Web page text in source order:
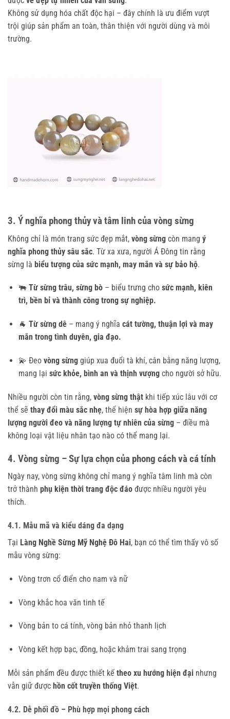
Không sử dụng hóa chất độc hại – đây chính là ưu điểm vượt
trội giúp sản phẩm an toàn, thân thiện với người dùng và môi
trường.
3. Ý nghĩa phong thủy và tâm linh của vòng sừng
Không chỉ là món trang sức đẹp mắt, vòng sừng còn mang ý
nghĩa phong thủy sâu sắc. Từ xa xưa, người Á Đông tin rằng
sừng là biểu tượng của sức mạnh, may mắn và sự bảo hộ.
🐃 Từ sừng trâu, sừng bò– biểu trưng cho sức mạnh, kiên
trì, bền bỉ và thành công trong sự nghiệp.
🐐 Từ sừng dê– mang ý nghĩa cát tường, thuận lợi và may
mắn trong tình duyên, gia đạo.
💫 Đeo vòng sừnggiúp xua đuổi tà khí, cân bằng năng lượng,
mang lại sức khỏe, bình an và thịnh vượngcho người sở hữu.
Nhiều người còn tin rằng, vòng sừng thật khi tiếp xúc lâu với cơ
thể sẽ thay đổi màu sắc nhẹ, thể hiện sự hòa hợp giữa năng
lượng người đeo và năng lượng tự nhiên của sừng – điều mà
không loại vật liệu nhân tạo nào có thể mang lại.
4. Vòng sừng – Sự lựa chọn của phong cách và cá tính
Ngày nay, vòng sừng không chỉ mang ý nghĩa tâm linh mà còn
trở thành phụ kiện thời trang độc đáo được nhiều người yêu
thích.
4.1. Mẫu mã và kiểu dáng đa dạng
Tại Làng Nghề Sừng Mỹ Nghệ Đô Hai, bạn có thể tìm thấy vô số
mẫu vòng sừng:
Vòng trơn cổ điển cho nam và nữ
Vòng khắc hoa văn tinh tế
Vòng bản to cá tính, vòng bản nhỏ thanh lịch
Vòng kết hợp bạc, đồng, hoặc khảm trai sang trọng
Mỗi sản phẩm đều được thiết kế theo xu hướng hiện đại nhưng
vẫn giữ được hồn cốt truyền thống Việt.
4.2. Dễ phối đồ – Phù hợp mọi phong cách